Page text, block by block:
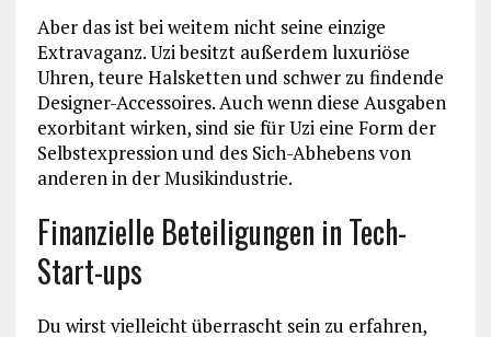
Aber das ist bei weitem nicht seine einzige
Extravaganz. Uzi besitzt außerdem luxuriöse
Uhren, teure Halsketten und schwer zu findende
Designer-Accessoires. Auch wenn diese Ausgaben
exorbitant wirken, sind sie für Uzi eine Form der
Selbstexpression und des Sich-Abhebens von
anderen in der Musikindustrie.
Finanzielle Beteiligungen in Tech-
Start-ups
Du wirst vielleicht überrascht sein zu erfahren,